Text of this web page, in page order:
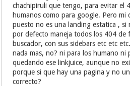
chachipiruli que tengo, para evitar el
humanos como para google. Pero mi
puesto no es una landing estatica , si
por defecto maneja todos los 404 de
buscador, con sus sidebars etc etc
nada mas, no? ni para los humano ni
quedando ese linkjuice, aunque no
porque si que hay una pagina y no
correcto?